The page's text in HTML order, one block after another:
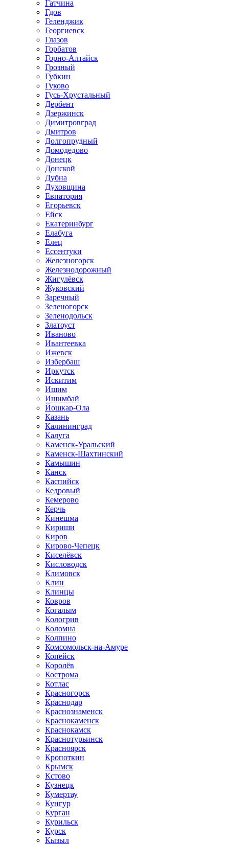
Гатчина
Гдов
Геленджик
Георгиевск
Глазов
Горбатов
Горно-Алтайск
Грозный
Губкин
Гуково
Гусь-Хрустальный
Дербент
Дзержинск
Димитровград
Дмитров
Долгопрудный
Домодедово
Донецк
Донской
Дубна
Духовщина
Евпатория
Егорьевск
Ейск
Екатеринбург
Елабуга
Елец
Ессентуки
Железногорск
Железнодорожный
Жигулёвск
Жуковский
Заречный
Зеленогорск
Зеленодольск
Златоуст
Иваново
Ивантеевка
Ижевск
Избербаш
Иркутск
Искитим
Ишим
Ишимбай
Йошкар-Ола
Казань
Калининград
Калуга
Каменск-Уральский
Каменск-Шахтинский
Камышин
Канск
Каспийск
Кедровый
Кемерово
Керчь
Кинешма
Кириши
Киров
Кирово-Чепецк
Киселёвск
Кисловодск
Климовск
Клин
Клинцы
Ковров
Когалым
Кологрив
Коломна
Колпино
Комсомольск-на-Амуре
Копейск
Королёв
Кострома
Котлас
Красногорск
Краснодар
Краснознаменск
Краснокаменск
Краснокамск
Краснотурьинск
Красноярск
Кропоткин
Крымск
Кстово
Кузнецк
Кумертау
Кунгур
Курган
Курильск
Курск
Кызыл